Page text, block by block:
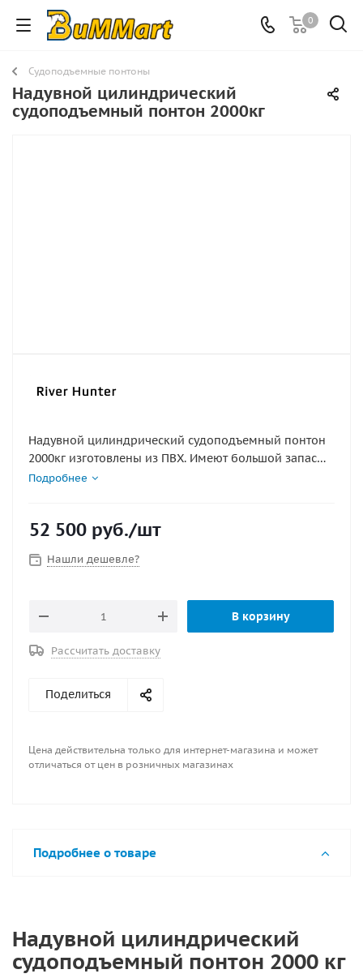
0
Судоподъемные понтоны
Надувной цилиндрический
судоподъемный понтон 2000кг
Надувной цилиндрический судоподъемный понтон
2000кг изготовлены из ПВХ. Имеют большой запас
прочности и не теряют своих свойств при
подлежат ремонту.
Подробнее
52 500 руб./шт
Нашли дешевле?
В корзину
Рассчитать доставку
Поделиться
Цена действительна только для интернет-магазина и может
отличаться от цен в розничных магазинах
Подробнее о товаре
Надувной цилиндрический
судоподъемный понтон 2000 кг